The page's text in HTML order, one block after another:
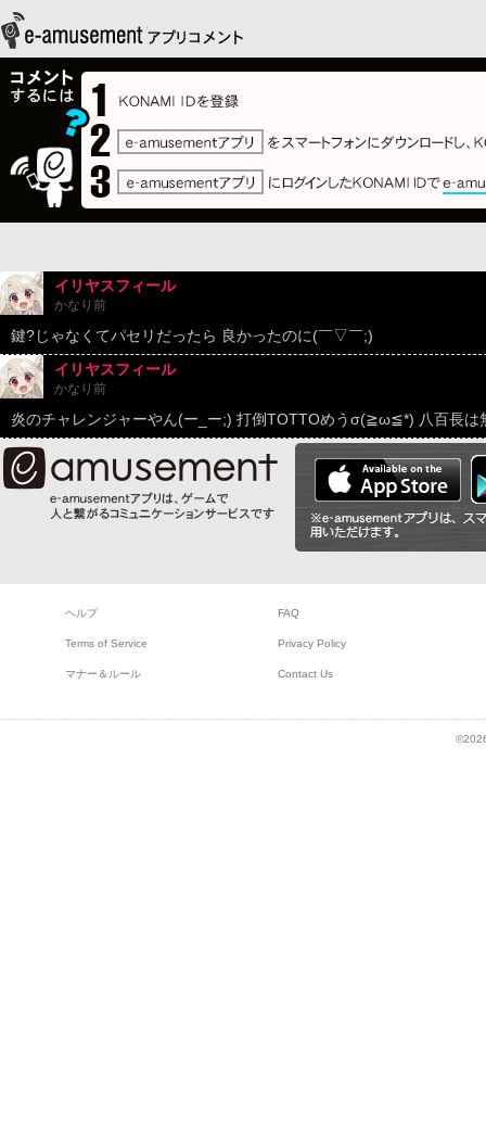
イリヤスフィール
かなり前
鍵?じゃなくてパセリだったら 良かったのに(￣▽￣;)
イリヤスフィール
かなり前
炎のチャレンジャーやん(ー_ー;) 打倒TOTTOめうσ(≧ω≦*) 八百長
ヘルプ FAQ
Terms of Service Privacy Policy
マナー＆ルール Contact Us